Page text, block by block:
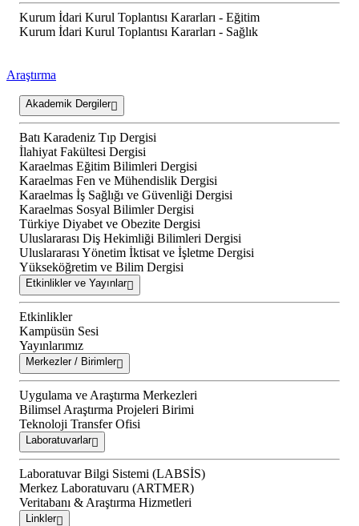
Kurum İdari Kurul Toplantısı Kararları - Eğitim
Kurum İdari Kurul Toplantısı Kararları - Sağlık
Araştırma
Akademik Dergiler
Batı Karadeniz Tıp Dergisi
İlahiyat Fakültesi Dergisi
Karaelmas Eğitim Bilimleri Dergisi
Karaelmas Fen ve Mühendislik Dergisi
Karaelmas İş Sağlığı ve Güvenliği Dergisi
Karaelmas Sosyal Bilimler Dergisi
Türkiye Diyabet ve Obezite Dergisi
Uluslararası Diş Hekimliği Bilimleri Dergisi
Uluslararası Yönetim İktisat ve İşletme Dergisi
Yükseköğretim ve Bilim Dergisi
Etkinlikler ve Yayınlar
Etkinlikler
Kampüsün Sesi
Yayınlarımız
Merkezler / Birimler
Uygulama ve Araştırma Merkezleri
Bilimsel Araştırma Projeleri Birimi
Teknoloji Transfer Ofisi
Laboratuvarlar
Laboratuvar Bilgi Sistemi (LABSİS)
Merkez Laboratuvaru (ARTMER)
Veritabanı & Araştırma Hizmetleri
Linkler